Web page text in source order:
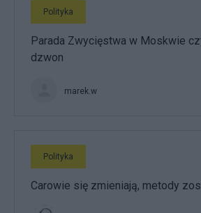
Polityka
Parada Zwycięstwa w Moskwie
dzwon
marek.w
Polityka
Carowie się zmieniają, metody